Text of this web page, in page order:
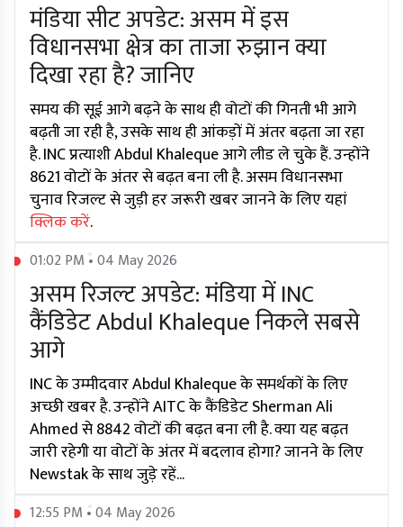
मंडिया सीट अपडेट: असम में इस
विधानसभा क्षेत्र का ताजा रुझान क्या
दिखा रहा है? जानिए
समय की सूई आगे बढ़ने के साथ ही वोटों की गिनती भी आगे
बढ़ती जा रही है, उसके साथ ही आंकड़ों में अंतर बढ़ता जा रहा
है. INC प्रत्याशी Abdul Khaleque आगे लीड ले चुके हैं. उन्होंने
8621 वोटों के अंतर से बढ़त बना ली है. असम विधानसभा
चुनाव रिजल्ट से जुड़ी हर जरूरी खबर जानने के लिए यहां
क्लिक करें.
01:02 PM • 04 May 2026
असम रिजल्ट अपडेट: मंडिया में INC
कैंडिडेट Abdul Khaleque निकले सबसे
आगे
INC के उम्मीदवार Abdul Khaleque के समर्थकों के लिए
अच्छी खबर है. उन्होंने AITC के कैंडिडेट Sherman Ali
Ahmed से 8842 वोटों की बढ़त बना ली है. क्या यह बढ़त
जारी रहेगी या वोटों के अंतर में बदलाव होगा? जानने के लिए
Newstak के साथ जुड़े रहें...
12:55 PM • 04 May 2026